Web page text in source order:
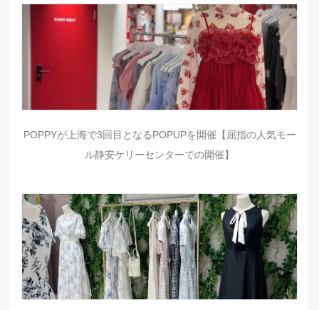
POPPYが上海で3回目となるPOPUPを開催【屈指の人気モー
ル静安ケリーセンターでの開催】